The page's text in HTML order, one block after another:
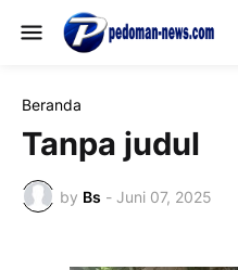
Beranda
Tanpa judul
by Bs - Juni 07, 2025